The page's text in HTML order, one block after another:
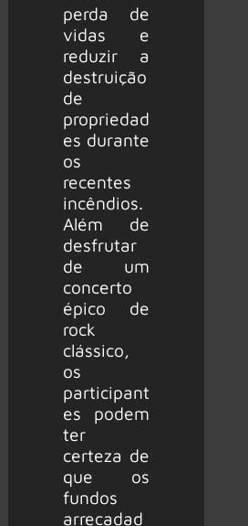
perda de
vidas e
reduzir a
destruição
de
propriedad
es durante
os
recentes
incêndios.
Além de
desfrutar
de um
concerto
épico de
rock
clássico,
os
participant
es podem
ter
certeza de
que os
fundos
arrecadad